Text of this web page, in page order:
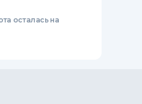
осталась на